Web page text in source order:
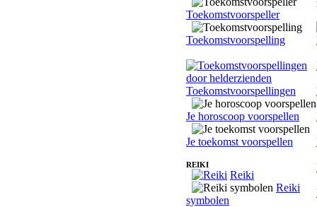
Toekomstvoorspeller
Toekomstvoorspelling
Toekomstvoorspellingen
Je horoscoop voorspellen
Je toekomst voorspellen
REIKI
Reiki
Reiki
symbolen